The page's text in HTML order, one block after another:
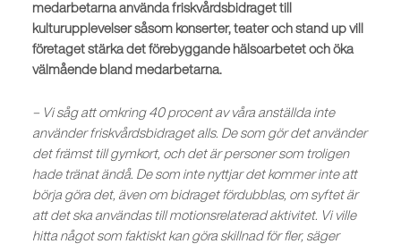
medarbetarna använda friskvårdsbidraget till
kulturupplevelser såsom konserter, teater och stand up vill
företaget stärka det förebyggande hälsoarbetet och öka
välmående bland medarbetarna.
– Vi såg att omkring 40 procent av våra anställda inte
använder friskvårdsbidraget alls. De som gör det använder
det främst till gymkort, och det är personer som troligen
hade tränat ändå. De som inte nyttjar det kommer inte att
börja göra det, även om bidraget fördubblas, om syftet är
att det ska användas till motionsrelaterad aktivitet. Vi ville
hitta något som faktiskt kan göra skillnad för fler, säger